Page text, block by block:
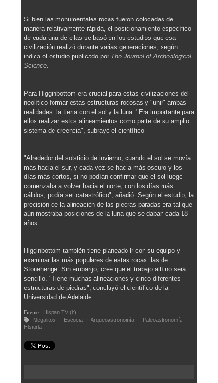
Si bien las monumentales rocas fueron colocadas de
manera relativamente rápida, el posicionamiento específico
de cada una de ellas se basó en los estudios que esa
civilización realizó durante varias generaciones, según
indica el estudio publicado por The Journal of Archealogical
Science.
Para Higginbottom era crucial para estas civilizaciones del
neolítico formar estas estructuras rocosas y "unir" ambas
realidades: la tierra con el sol y la luna. "Era importante para
ellos realizar estos alineamientos como parte de su amplio
sistema de creencia", subrayó el científico.
"Alrededor del solsticio de invierno, cuando el sol se movía
más hacia el sur, y cada vez se hacía más oscuro y los
días más cortos, si no podían confirmar que el sol luego
comenzaba a volver hacia el norte, con los días más
cálidos, podía ser catastrófico", añadió. Según el estudio, la
precisión de la alineación de las piedras paradas era tal que
aún mostraba posiciones de la luna que se daban cada 18
años.
Higginbottom también tiene planeado ir con su equipo y
examinar las más populares de estas rocas: las de
Stonehenge. Sin embargo, cree que el trabajo allí no será
sencillo. "Tiene muchas alineaciones y cinco diferentes
estructuras de piedras", concluyó el científico de la
Universidad de Adelaide.
Fuente:
Hispan TV (ir)
Megalitos
Escocia Arqueoastronomía
Paleoastronomía
Historia